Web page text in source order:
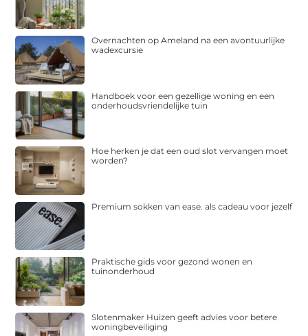
Overnachten op Ameland na een avontuurlijke
wadexcursie
Handboek voor een gezellige woning en een
onderhoudsvriendelijke tuin
Hoe herken je dat een oud slot vervangen moet
worden?
Premium sokken van ease. als cadeau voor jezelf
Praktische gids voor gezond wonen en
tuinonderhoud
Slotenmaker Huizen geeft advies voor betere
woningbeveiliging